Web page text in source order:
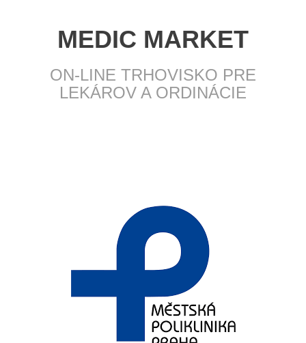
MEDIC MARKET
ON-LINE TRHOVISKO PRE
LEKÁROV A ORDINÁCIE